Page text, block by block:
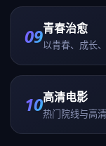
09青春治愈
以青春、成长
10高清电影
热门院线与高